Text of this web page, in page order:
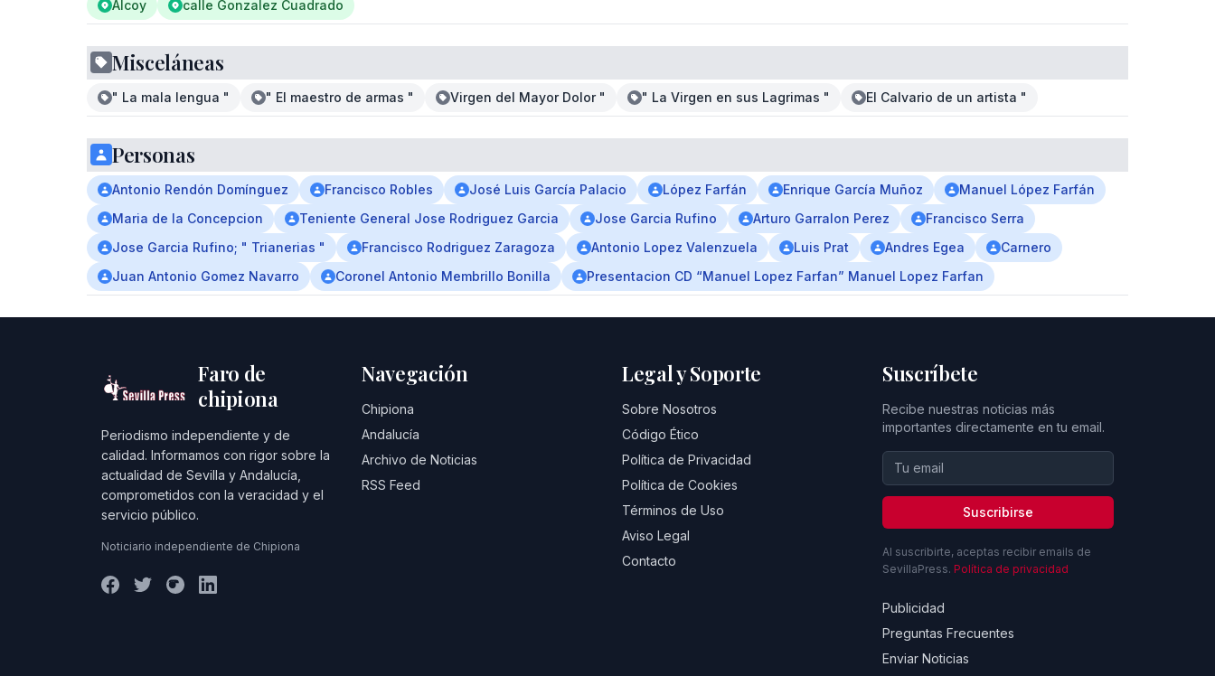
Alcoy
calle Gonzalez Cuadrado
Misceláneas
" La mala lengua " " El maestro de armas " Virgen del Mayor Dolor " " La Virgen en sus Lagrimas " El Calvario de un artista "
Personas
Antonio Rendón Domínguez Francisco Robles José Luis García Palacio López Farfán Enrique García Muñoz
Manuel López Farfán
Maria de la Concepcion
Teniente General Jose Rodriguez Garcia Jose Garcia Rufino Arturo Garralon Perez
Francisco Serra
Jose Garcia Rufino; " Trianerias "
Francisco Rodriguez Zaragoza Antonio Lopez Valenzuela Luis Prat Andres Egea
Carnero
Juan Antonio Gomez Navarro
Coronel Antonio Membrillo Bonilla Presentacion CD “Manuel Lopez Farfan” Manuel Lopez Farfan
Faro de
chipiona
Periodismo independiente y de
calidad. Informamos con rigor sobre la
actualidad de Sevilla y Andalucía,
comprometidos con la veracidad y el
servicio público.
Noticiario independiente de Chipiona
Navegación
Chipiona
Andalucía
Archivo de Noticias
RSS Feed
Legal y Soporte
Sobre Nosotros
Código Ético
Política de Privacidad
Política de Cookies
Términos de Uso
Aviso Legal
Contacto
Suscríbete
Recibe nuestras noticias más
importantes directamente en tu email.
Suscribirse
Al suscribirte, aceptas recibir emails de
SevillaPress. Política de privacidad
Publicidad
Preguntas Frecuentes
Enviar Noticias